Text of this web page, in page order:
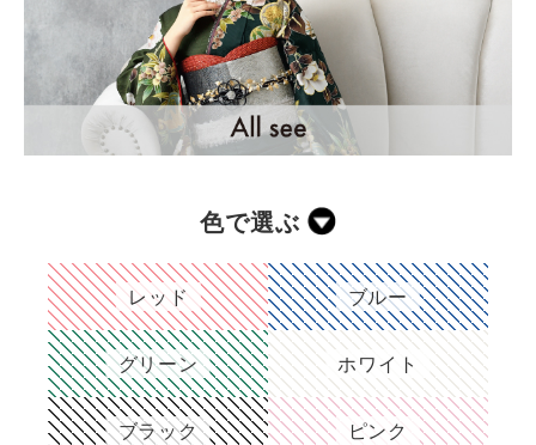
色で選ぶ
レッド ブルー
グリーン ホワイト
ブラック ピンク